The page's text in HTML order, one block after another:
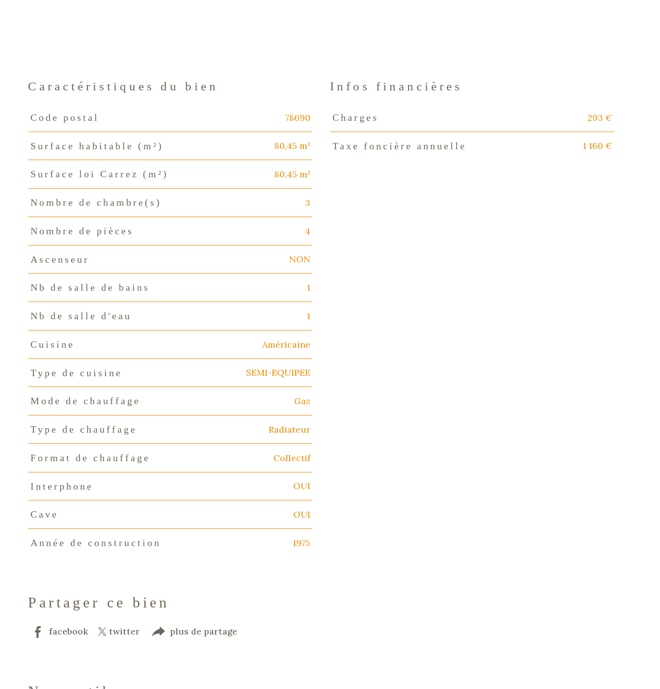
Caractéristiques du bien
Caractéristiques
Code postal 78690
Surface habitable (m²) 80,45 m²
Surface loi Carrez (m²) 80,45 m²
Nombre de chambre(s) 3
Nombre de pièces 4
Ascenseur NON
Nb de salle de bains 1
Nb de salle d'eau 1
Cuisine Américaine
Type de cuisine SEMI-EQUIPEE
Mode de chauffage Gaz
Type de chauffage Radiateur
Format de chauffage Collectif
Interphone OUI
Cave OUI
Année de construction 1975
Infos financières
Caractéristiques
Charges 293 €
Taxe foncière annuelle 1 160 €
Partager ce bien
facebook twitter plus de partage